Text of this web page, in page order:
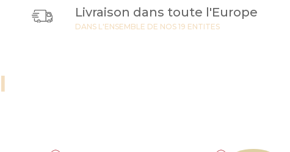
Livraison dans toute l'Europe
DANS L'ENSEMBLE DE NOS 19 ENTITES